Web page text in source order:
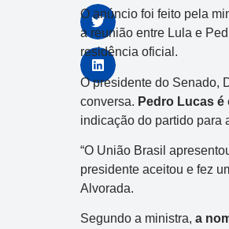
O anúncio foi feito pela
a reunião entre Lula e
residência oficial.
O presidente do Senado,
conversa. Pedro Lucas
indicação do partido para
“O União Brasil
presidente aceitou e fez
Alvorada.
Segundo a ministra, a